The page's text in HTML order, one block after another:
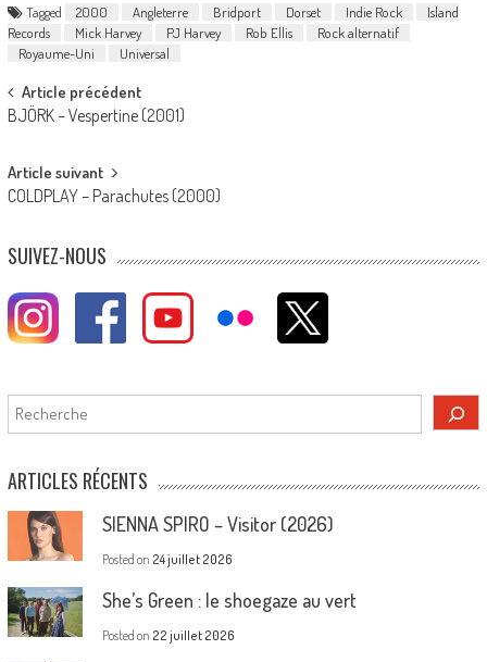
Tagged 2000 Angleterre Bridport Dorset Indie Rock
Island
Records
Mick Harvey PJ Harvey Rob Ellis
Rock alternatif
Royaume-Uni
Universal
Post
navigation
Article précédent
BJÖRK – Vespertine (2001)
Article suivant
COLDPLAY – Parachutes (2000)
SUIVEZ-NOUS
Rechercher
ARTICLES RÉCENTS
SIENNA SPIRO – Visitor (2026)
Posted on 24 juillet 2026
She’s Green : le shoegaze au vert
Posted on 22 juillet 2026